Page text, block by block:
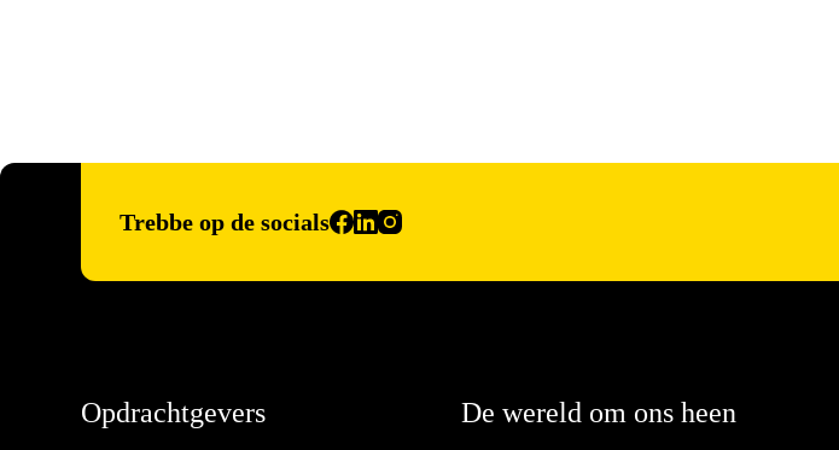
Trebbe op de socials
Opdrachtgevers De wereld om ons heen